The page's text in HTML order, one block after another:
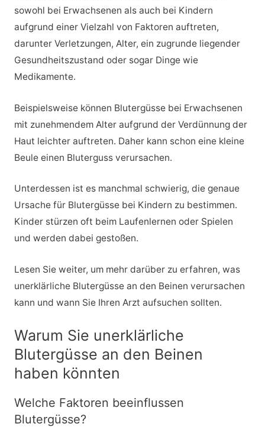
sowohl bei Erwachsenen als auch bei Kindern
aufgrund einer Vielzahl von Faktoren auftreten,
darunter Verletzungen, Alter, ein zugrunde liegender
Gesundheitszustand oder sogar Dinge wie
Medikamente.
Beispielsweise können Blutergüsse bei Erwachsenen
mit zunehmendem Alter aufgrund der Verdünnung der
Haut leichter auftreten. Daher kann schon eine kleine
Beule einen Bluterguss verursachen.
Unterdessen ist es manchmal schwierig, die genaue
Ursache für Blutergüsse bei Kindern zu bestimmen.
Kinder stürzen oft beim Laufenlernen oder Spielen
und werden dabei gestoßen.
Lesen Sie weiter, um mehr darüber zu erfahren, was
unerklärliche Blutergüsse an den Beinen verursachen
kann und wann Sie Ihren Arzt aufsuchen sollten.
Warum Sie unerklärliche
Blutergüsse an den Beinen
haben könnten
Welche Faktoren beeinflussen
Blutergüsse?